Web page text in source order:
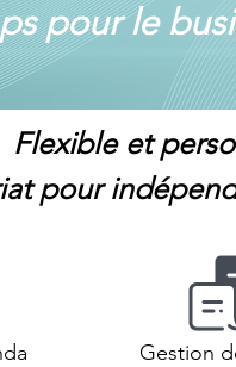
Gestion
Flexible et
pour
pour le